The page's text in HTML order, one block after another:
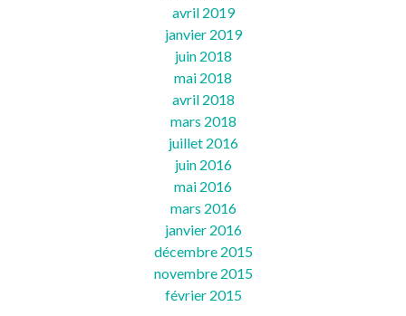
avril 2019
janvier 2019
juin 2018
mai 2018
avril 2018
mars 2018
juillet 2016
juin 2016
mai 2016
mars 2016
janvier 2016
décembre 2015
novembre 2015
février 2015